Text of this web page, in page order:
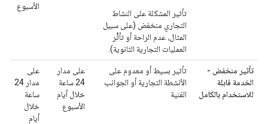
تأثير المشكلة على النشاط
التجاري منخفض (على سبيل
المثال، عدم الراحة أو تأثُّر
العمليات التجارية الثانوية).
الأسبوع
تأثير منخفض -
الخدمة قابلة
للاستخدام بالكامل
تأثير بسيط أو معدوم على
الأنشطة التجارية أو الجوانب
الفنية
على مدار
24 ساعة
خلال أيام
الأسبوع
على
مدار 24
ساعة
خلال
أيام